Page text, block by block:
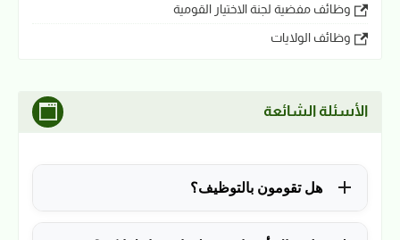
وظائف مفضية لجنة الاختيار القومية
وظائف الولايات
الأسئلة الشائعة
هل تقومون بالتوظيف؟
للأسف لا، في الوقت الحالي نقوم فقط بنشر الوظائف